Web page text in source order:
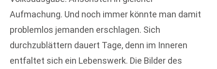
Aufmachung. Und noch immer könnte man damit
problemlos jemanden erschlagen. Sich
durchzublättern dauert Tage, denn im Inneren
entfaltet sich ein Lebenswerk. Die Bilder des